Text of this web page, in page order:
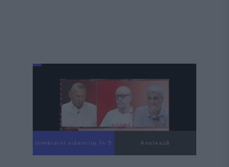
Următorul videoclip în 4 Anulează